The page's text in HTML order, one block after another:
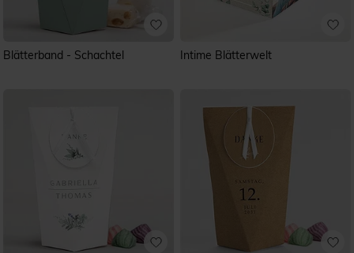
Blätterband - Schachtel Intime Blätterwelt